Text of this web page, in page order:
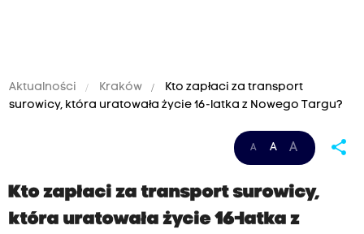
Aktualności Kraków
Kto zapłaci za transport
surowicy, która uratowała życie 16-latka z Nowego Targu?
A A A share
Kto zapłaci za transport surowicy,
która uratowała życie 16-latka z